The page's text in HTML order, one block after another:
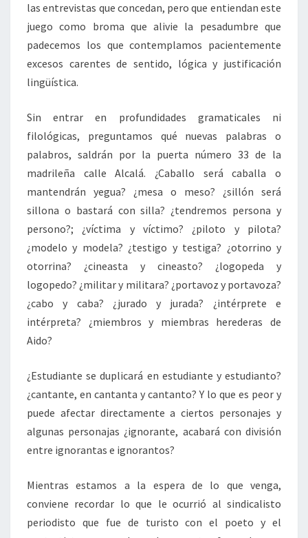
las entrevistas que concedan, pero que entiendan este
juego como broma que alivie la pesadumbre que
padecemos los que contemplamos pacientemente
excesos carentes de sentido, lógica y justificación
lingüística.
Sin entrar en profundidades gramaticales ni
filológicas, preguntamos qué nuevas palabras o
palabros, saldrán por la puerta número 33 de la
madrileña calle Alcalá. ¿Caballo será caballa o
mantendrán yegua? ¿mesa o meso? ¿sillón será
sillona o bastará con silla? ¿tendremos persona y
persono?; ¿víctima y víctimo? ¿piloto y pilota?
¿modelo y modela? ¿testigo y testiga? ¿otorrino y
otorrina? ¿cineasta y cineasto? ¿logopeda y
logopedo? ¿militar y militara? ¿portavoz y portavoza?
¿cabo y caba? ¿jurado y jurada? ¿intérprete e
intérpreta? ¿miembros y miembras herederas de
Aido?
¿Estudiante se duplicará en estudiante y estudianto?
¿cantante, en cantanta y cantanto? Y lo que es peor y
puede afectar directamente a ciertos personajes y
algunas personajas ¿ignorante, acabará con división
entre ignorantas e ignorantos?
Mientras estamos a la espera de lo que venga,
conviene recordar lo que le ocurrió al sindicalisto
periodisto que fue de turisto con el poeto y el